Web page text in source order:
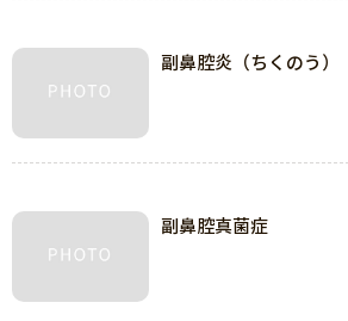
副鼻腔炎（ちくのう）
副鼻腔真菌症